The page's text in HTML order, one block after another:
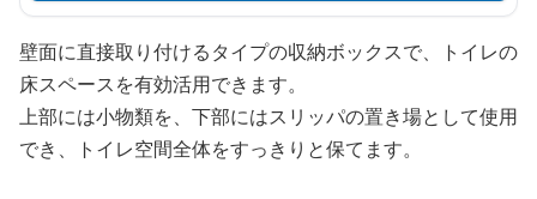
壁面に直接取り付けるタイプの収納ボックスで、トイレの
床スペースを有効活用できます。
上部には小物類を、下部にはスリッパの置き場として使用
でき、トイレ空間全体をすっきりと保てます。